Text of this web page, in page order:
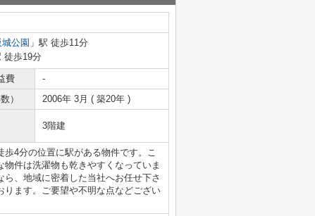
城公園 」駅 徒歩11分
徒歩19分
費
-
） 2006年 3月 ( 築20年 )
3階建
4分の位置に駅がある物件です。こ
件は洗濯物も乾きやすくなっていま
、地域に密着した当社へお任せ下さ
ます。ご要望や不明な点などござい